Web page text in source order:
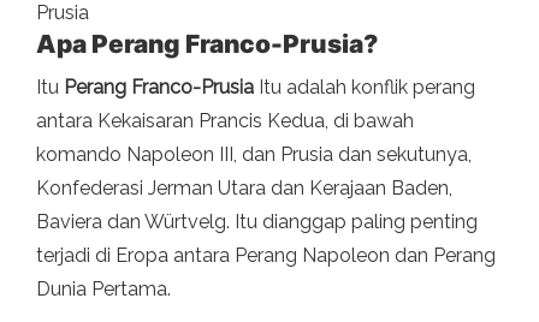
Prusia
Apa Perang Franco-Prusia?
Itu Perang Franco-Prusia Itu adalah konflik perang
antara Kekaisaran Prancis Kedua, di bawah
komando Napoleon III, dan Prusia dan sekutunya,
Konfederasi Jerman Utara dan Kerajaan Baden,
Baviera dan Würtvelg. Itu dianggap paling penting
terjadi di Eropa antara Perang Napoleon dan Perang
Dunia Pertama.